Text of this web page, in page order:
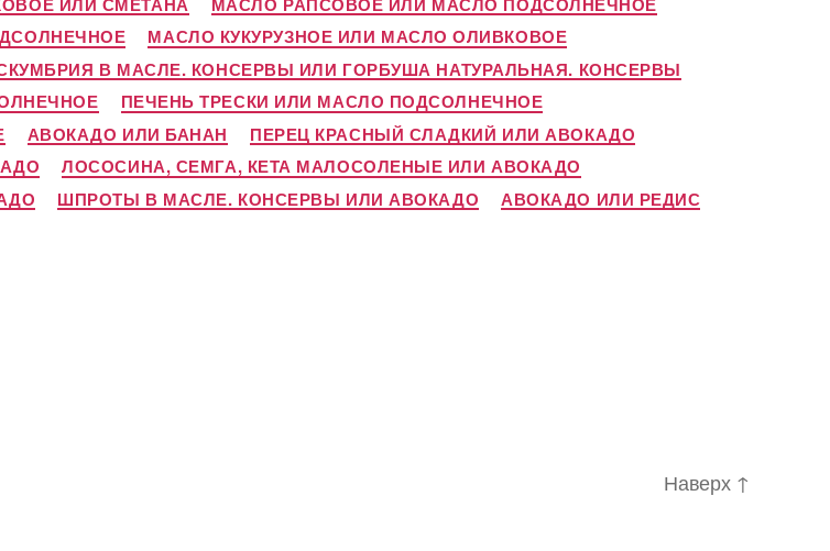
МАСЛО КУКУРУЗНОЕ ИЛИ МАСЛО ОЛИВКОВОЕ
В МАСЛЕ. КОНСЕРВЫ ИЛИ ГОРБУША НАТУРАЛЬНАЯ. КОНСЕРВЫ
ПЕЧЕНЬ ТРЕСКИ ИЛИ МАСЛО ПОДСОЛНЕЧНОЕ
АВОКАДО ИЛИ БАНАН
ПЕРЕЦ КРАСНЫЙ СЛАДКИЙ ИЛИ АВОКАДО
ЛОСОСИНА, СЕМГА, КЕТА МАЛОСОЛЕНЫЕ ИЛИ АВОКАДО
ШПРОТЫ В МАСЛЕ. КОНСЕРВЫ ИЛИ АВОКАДО АВОКАДО ИЛИ РЕДИС
Наверх ↑